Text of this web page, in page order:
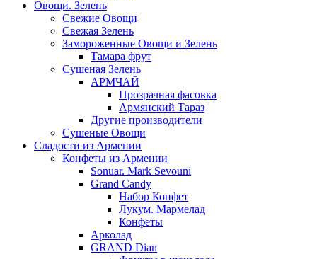
Овощи. Зелень
Свежие Овощи
Свежая Зелень
Замороженные Овощи и Зелень
Тамара фрут
Сушеная Зелень
АРМЧАЙ
Прозрачная фасовка
Армянский Тараз
Другие производители
Сушеные Овощи
Сладости из Армении
Конфеты из Армении
Sonuar. Mark Sevouni
Grand Candy
Набор Конфет
Лукум. Мармелад
Конфеты
Арколад
GRAND Dian